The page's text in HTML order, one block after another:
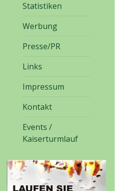
Statistiken
Werbung
Presse/PR
Links
Impressum
Kontakt
Events /
Kaiserturmlauf